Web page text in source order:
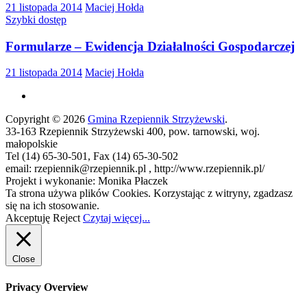
21 listopada 2014 Maciej Hołda
Szybki dostęp
Formularze – Ewidencja Działalności Gospodarczej
21 listopada 2014 Maciej Hołda
Copyright © 2026 Gmina Rzepiennik Strzyżewski.
33-163 Rzepiennik Strzyżewski 400, pow. tarnowski, woj.
małopolskie
Tel (14) 65-30-501, Fax (14) 65-30-502
email: rzepiennik@rzepiennik.pl , http://www.rzepiennik.pl/
Projekt i wykonanie: Monika Płaczek
Ta strona używa plików Cookies. Korzystając z witryny, zgadzasz
się na ich stosowanie.
Akceptuję Reject Czytaj więcej...
Close
Privacy Overview